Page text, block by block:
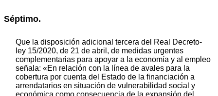
Séptimo.
Que la disposición adicional tercera del Real Decreto-
ley 15/2020, de 21 de abril, de medidas urgentes
complementarias para apoyar a la economía y al empleo
señala: «En relación con la línea de avales para la
cobertura por cuenta del Estado de la financiación a
arrendatarios en situación de vulnerabilidad social y
económica como consecuencia de la expansión del